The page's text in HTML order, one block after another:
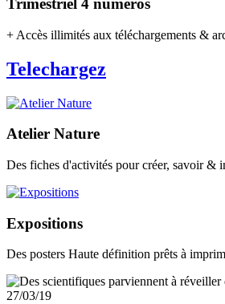
Trimestriel 4 numéros
+ Accès illimités aux téléchargements &
Telechargez
Atelier Nature
Des fiches d'activités pour créer, savoir &
Expositions
Des posters Haute définition prêts à
27/03/19